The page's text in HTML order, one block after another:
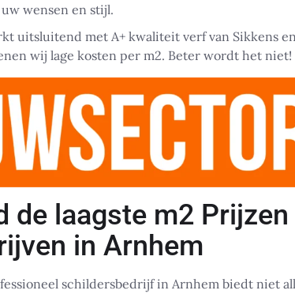
wensen en stijl.
uitsluitend met A+ kwaliteit verf van Sikkens
wij lage kosten per m2. Beter wordt het niet!
de laagste m2
in Arnhem
schildersbedrijf in Arnhem biedt niet